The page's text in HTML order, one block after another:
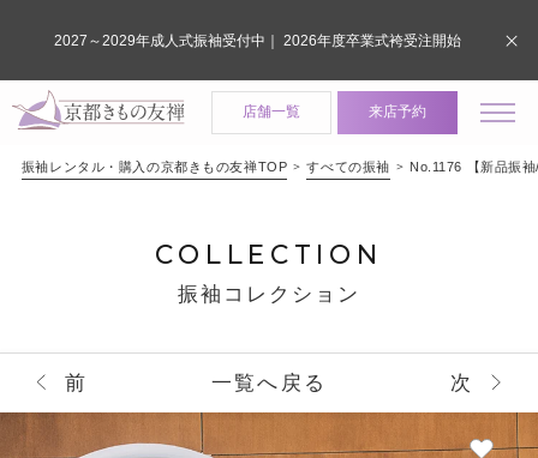
店舗一覧 来店予約
振袖レンタル・購入の京都きもの友禅TOP すべての振袖 No.1176 【新品振
COLLECTION
振袖コレクション
前 一覧へ戻る 次
2027～2029年成人式振袖受付中｜ 2026年度卒業式袴受注開始